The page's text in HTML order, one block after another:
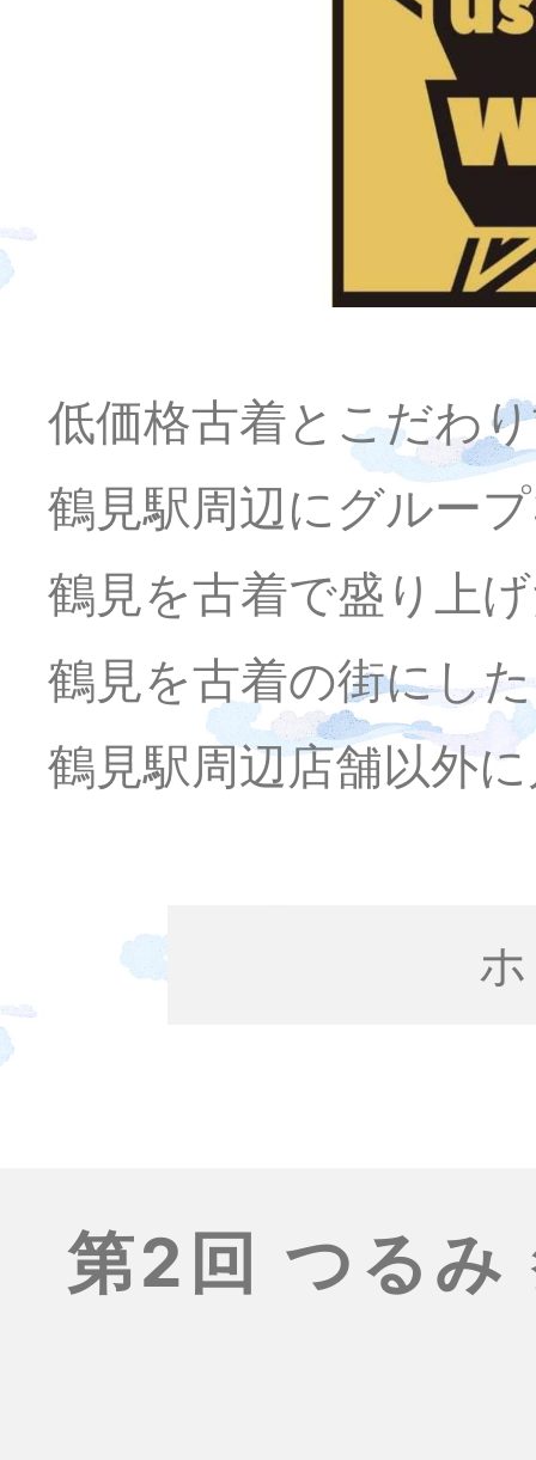
低価格古着とこだわ
鶴見駅周辺にグルー
鶴見を古着で盛り上
鶴見を古着の街にし
鶴見駅周辺店舗以外
第2回 つる